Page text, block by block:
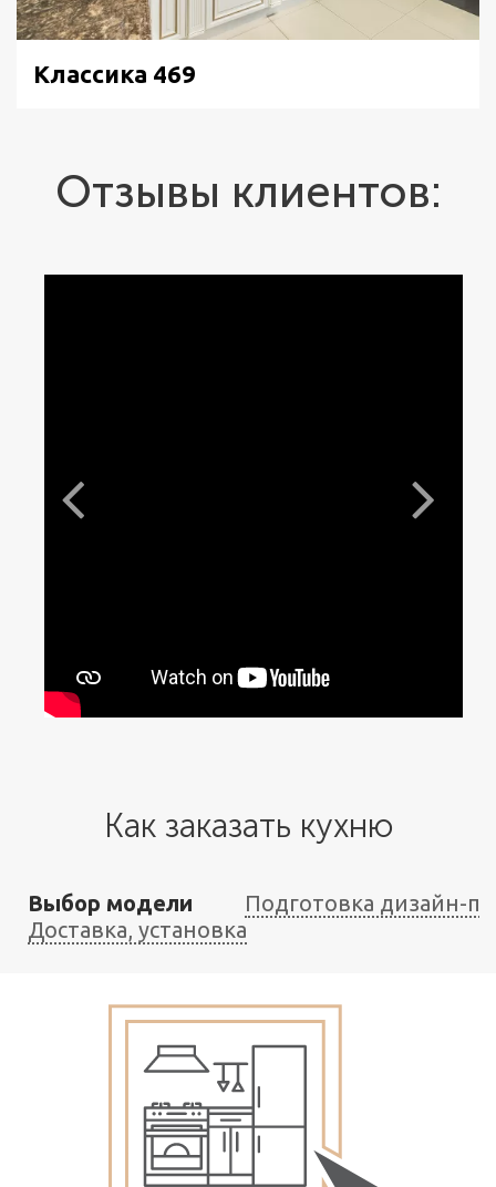
Классика 469
Отзывы клиентов:
Как заказать кухню
Выбор модели
Подготовка дизайн-
Доставка, установка